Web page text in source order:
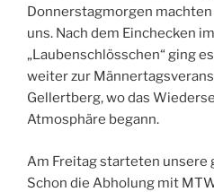
Donnerstagmorgen machten
uns. Nach dem Einchecken
„Laubenschlösschen“ ging
weiter zur
Gellertberg, wo das
Atmosphäre begann.
Am Freitag starteten unsere
Schon die Abholung mit